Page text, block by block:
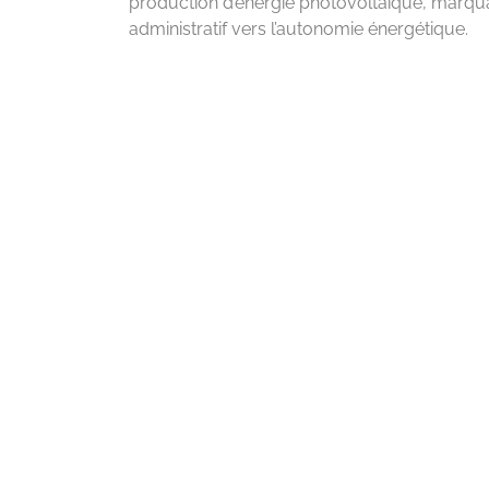
administratif vers l’autonomie énergétique.